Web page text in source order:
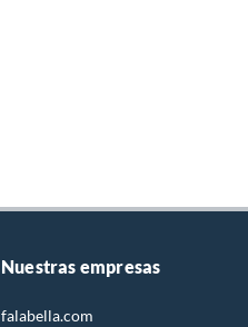
Nuestras empresas
falabella.com